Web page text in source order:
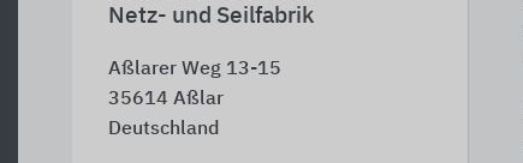
Netz- und Seilfabrik
Aßlarer Weg 13-15
35614 Aßlar
Deutschland